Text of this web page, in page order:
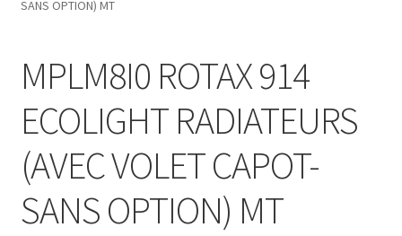
Paiement
Panier
Recommandations techniques
SANS OPTION) MT
MPLM8I0 ROTAX 914
ECOLIGHT RADIATEURS
(AVEC VOLET CAPOT-
SANS OPTION) MT